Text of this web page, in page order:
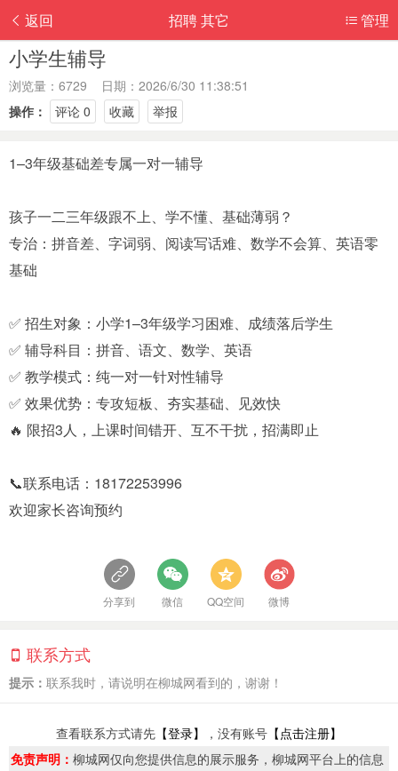
返回 管理
招聘 其它
小学生辅导
浏览量：6729 日期：2026/6/30 11:38:51
操作：
评论 0 收藏 举报
1–3年级基础差专属一对一辅导
孩子一二三年级跟不上、学不懂、基础薄弱？
专治：拼音差、字词弱、阅读写话难、数学不会算、英语零
基础
✅ 招生对象：小学1–3年级学习困难、成绩落后学生
✅ 辅导科目：拼音、语文、数学、英语
✅ 教学模式：纯一对一针对性辅导
✅ 效果优势：专攻短板、夯实基础、见效快
🔥 限招3人，上课时间错开、互不干扰，招满即止
📞联系电话：18172253996
欢迎家长咨询预约
分享到 微信 QQ空间 微博
联系方式
提示： 联系我时，请说明在柳城网看到的，谢谢！
查看联系方式请先 【登录】 ，没有账号 【点击注册】
免责声明： 柳城网仅向您提供信息的展示服务，柳城网平台上的信息